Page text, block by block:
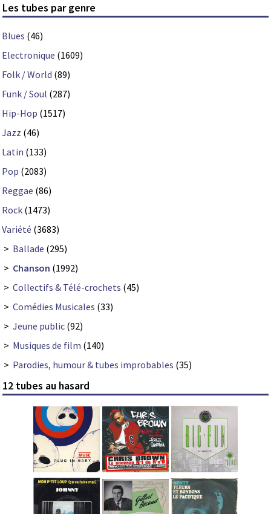
Les tubes par genre
Blues (46)
Electronique (1609)
Folk / World (89)
Funk / Soul (287)
Hip-Hop (1517)
Jazz (46)
Latin (133)
Pop (2083)
Reggae (86)
Rock (1473)
Variété (3683)
> Ballade (295)
> Chanson (1992)
> Collectifs & Télé-crochets (45)
> Comédies Musicales (33)
> Jeune public (92)
> Musiques de film (140)
> Parodies, humour & tubes improbables (35)
12 tubes au hasard